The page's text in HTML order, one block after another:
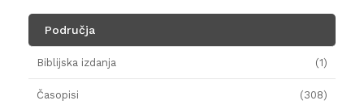
Područja
Biblijska izdanja (1)
Časopisi (308)